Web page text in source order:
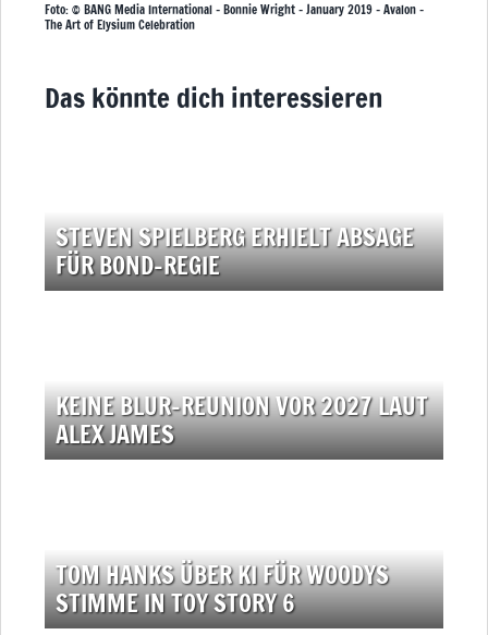
Foto: © BANG Media International – Bonnie Wright – January 2019 – Avalon –
The Art of Elysium Celebration
Das könnte dich interessieren
STEVEN SPIELBERG ERHIELT ABSAGE
FÜR BOND-REGIE
KEINE BLUR-REUNION VOR 2027 LAUT
ALEX JAMES
TOM HANKS ÜBER KI FÜR WOODYS
STIMME IN TOY STORY 6